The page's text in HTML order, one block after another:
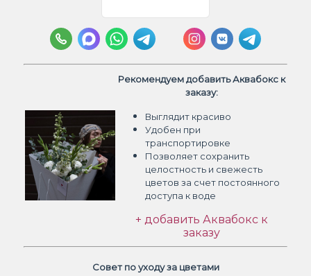
Рекомендуем добавить Аквабокс к
заказу:
Выглядит красиво
Удобен при
транспортировке
Позволяет сохранить
целостность и свежесть
цветов за счет постоянного
доступа к воде
+ добавить Аквабокс к
заказу
Совет по уходу за цветами